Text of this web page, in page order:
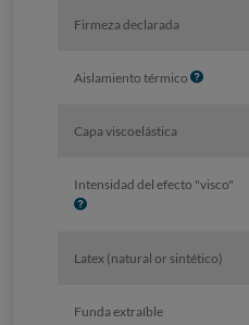
o
Firmeza declarada
Aislamiento térmico I
Capa viscoelástica
Intensidad del efecto "visco"
I
o
Latex (natural or sintético)
Funda extraíble